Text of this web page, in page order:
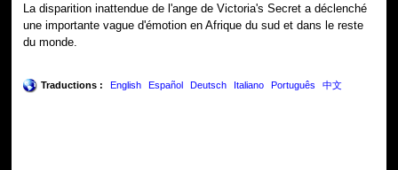
La disparition inattendue de l'ange de Victoria's Secret a déclenché
une importante vague d'émotion en Afrique du sud et dans le reste
du monde.
Traductions : English Español Deutsch Italiano Português 中文